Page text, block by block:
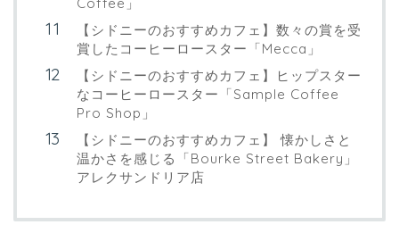
【シドニーのおすすめカフェ】数々の賞を受
賞したコーヒーロースター「Mecca」
【シドニーのおすすめカフェ】ヒップスター
なコーヒーロースター「Sample Coffee
Pro Shop」
【シドニーのおすすめカフェ】 懐かしさと
温かさを感じる「Bourke Street Bakery」
アレクサンドリア店